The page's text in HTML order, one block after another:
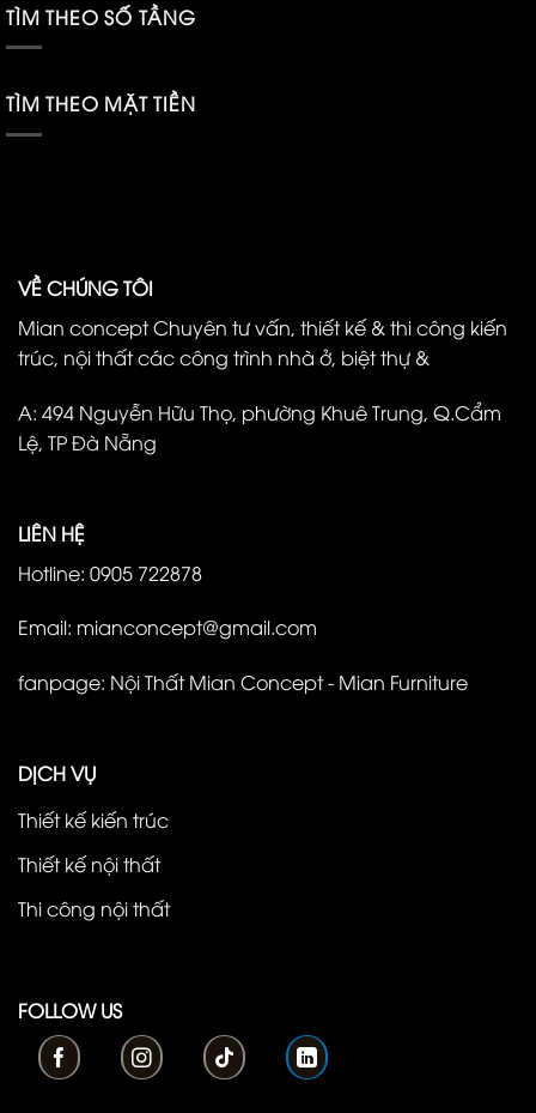
TÌM THEO SỐ TẦNG
TÌM THEO MẶT TIỀN
VỀ CHÚNG TÔI
Mian concept Chuyên tư vấn, thiết kế & thi công kiến
trúc, nội thất các công trình nhà ở, biệt thự &
A: 494 Nguyễn Hữu Thọ, phường Khuê Trung, Q.Cẩm
Lệ, TP Đà Nẵng
LIÊN HỆ
Hotline: 0905 722878
Email: mianconcept@gmail.com
fanpage: Nội Thất Mian Concept - Mian Furniture
DỊCH VỤ
Thiết kế kiến trúc
Thiết kế nội thất
Thi công nội thất
FOLLOW US